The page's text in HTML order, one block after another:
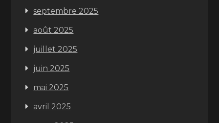
septembre 2025
août 2025
juillet 2025
juin 2025
mai 2025
avril 2025